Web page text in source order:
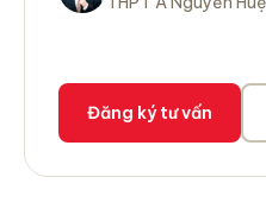
Đăng ký tư vấn